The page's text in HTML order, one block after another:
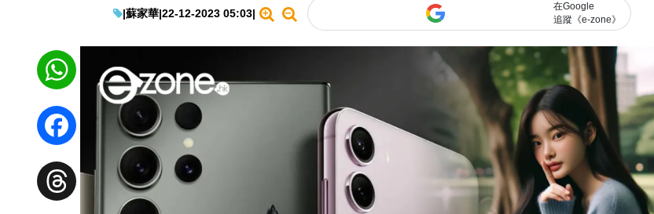
|蘇家華|22-12-2023 05:03|
在Google
追蹤《e-zone》
WhatsApp
Facebook